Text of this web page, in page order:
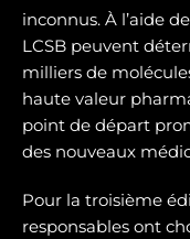
inconnus. À l’aide
LCSB peuvent
milliers de
haute valeur
point de départ
des nouveaux
Pour la troisième
responsables ont